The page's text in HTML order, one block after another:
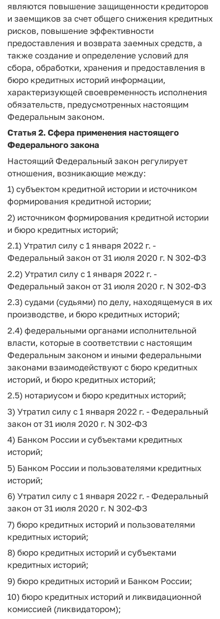
являются повышение защищенности кредиторов
и заемщиков за счет общего снижения кредитных
рисков, повышение эффективности
предоставления и возврата заемных средств, а
также создание и определение условий для
сбора, обработки, хранения и предоставления в
бюро кредитных историй информации,
характеризующей своевременность исполнения
обязательств, предусмотренных настоящим
Федеральным законом.
Статья 2. Сфера применения настоящего
Федерального закона
Настоящий Федеральный закон регулирует
отношения, возникающие между:
1) субъектом кредитной истории и источником
формирования кредитной истории;
2) источником формирования кредитной истории
и бюро кредитных историй;
2.1) Утратил силу с 1 января 2022 г. -
Федеральный закон от 31 июля 2020 г. N 302-ФЗ
2.2) Утратил силу с 1 января 2022 г. -
Федеральный закон от 31 июля 2020 г. N 302-ФЗ
2.3) судами (судьями) по делу, находящемуся в их
производстве, и бюро кредитных историй;
2.4) федеральными органами исполнительной
власти, которые в соответствии с настоящим
Федеральным законом и иными федеральными
законами взаимодействуют с бюро кредитных
историй, и бюро кредитных историй;
2.5) нотариусом и бюро кредитных историй;
3) Утратил силу с 1 января 2022 г. - Федеральный
закон от 31 июля 2020 г. N 302-ФЗ
4) Банком России и субъектами кредитных
историй;
5) Банком России и пользователями кредитных
историй;
6) Утратил силу с 1 января 2022 г. - Федеральный
закон от 31 июля 2020 г. N 302-ФЗ
7) бюро кредитных историй и пользователями
кредитных историй;
8) бюро кредитных историй и субъектами
кредитных историй;
9) бюро кредитных историй и Банком России;
10) бюро кредитных историй и ликвидационной
комиссией (ликвидатором);